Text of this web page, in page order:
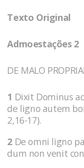
Texto Original
Admoestações 2
DE MALO
1 Dixit Dominus
de ligno autem
2,16-17).
2 De omni ligno
dum non venit